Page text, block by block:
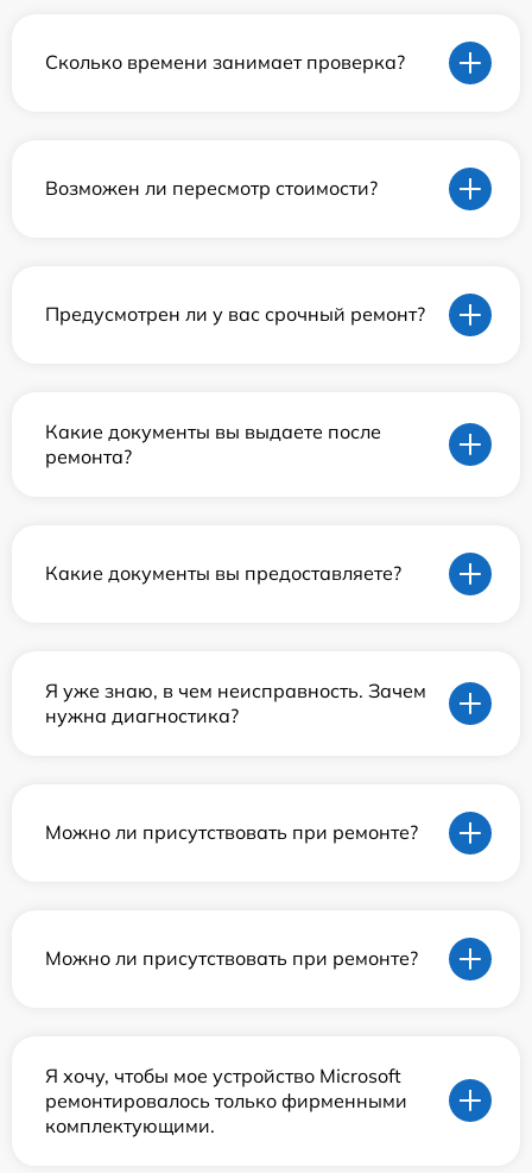
Сколько времени занимает проверка?
Возможен ли пересмотр стоимости?
Предусмотрен ли у вас срочный ремонт?
Какие документы вы выдаете после
ремонта?
Какие документы вы предоставляете?
Я уже знаю, в чем неисправность. Зачем
нужна диагностика?
Можно ли присутствовать при ремонте?
Можно ли присутствовать при ремонте?
Я хочу, чтобы мое устройство Microsoft
ремонтировалось только фирменными
комплектующими.